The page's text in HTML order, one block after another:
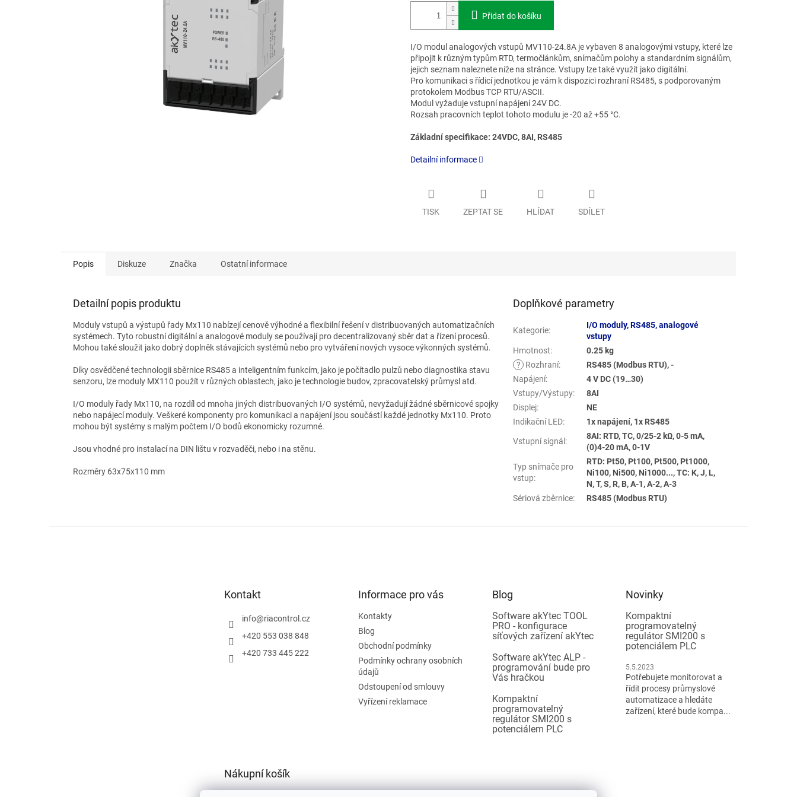
Přidat do košíku
I/O modul analogových vstupů MV110-24.8A je vybaven 8 analogovými vstupy, které lze
připojit k různým typům RTD, termočlánkům, snímačům polohy a standardním signálům,
jejich seznam naleznete níže na stránce. Vstupy lze také využít jako digitální.
Pro komunikaci s řídicí jednotkou je vám k dispozici rozhraní RS485, s podporovaným
protokolem Modbus TCP RTU/ASCII.
Modul vyžaduje vstupní napájení 24V DC.
Rozsah pracovních teplot tohoto modulu je -20 až +55 °C.
Základní specifikace: 24VDC, 8AI, RS485
Detailní informace
TISK ZEPTAT SE HLÍDAT SDÍLET
Popis Diskuze Značka Ostatní informace
Detailní popis produktu
Moduly vstupů a výstupů řady Mx110 nabízejí cenově výhodné a flexibilní řešení v distribuovaných automatizačních
systémech. Tyto robustní digitální a analogové moduly se používají pro decentralizovaný sběr dat a řízení procesů.
Mohou také sloužit jako dobrý doplněk stávajících systémů nebo pro vytváření nových vysoce výkonných systémů.
Díky osvědčené technologii sběrnice RS485 a inteligentním funkcím, jako je počítadlo pulzů nebo diagnostika stavu
senzoru, lze moduly MX110 použít v různých oblastech, jako je technologie budov, zpracovatelský průmysl atd.
I/O moduly řady Mx110, na rozdíl od mnoha jiných distribuovaných I/O systémů, nevyžadují žádné sběrnicové spojky
nebo napájecí moduly. Veškeré komponenty pro komunikaci a napájení jsou součástí každé jednotky Mx110. Proto
mohou být systémy s malým počtem I/O bodů ekonomicky rozumné.
Jsou vhodné pro instalací na DIN lištu v rozvaděči, nebo i na stěnu.
Rozměry 63x75x110 mm
Doplňkové parametry
Kategorie:
I/O moduly, RS485, analogové
vstupy
Hmotnost:
0.25 kg
?
Rozhraní:
RS485 (Modbus RTU), -
Napájení:
4 V DC (19…30)
Vstupy/Výstupy:
8AI
Displej:
NE
Indikační LED: 1x napájení, 1x RS485
Vstupní signál :
8AI: RTD, TC, 0/25-2 kΩ, 0-5 mA,
(0)4-20 mA, 0-1V
Typ snímače pro
vstup:
RTD: Pt50, Pt100, Pt500, Pt1000,
Ni100, Ni500, Ni1000..., TC: K, J, L,
N, T, S, R, B, A-1, A-2, A-3
Sériová zběrnice: RS485 (Modbus RTU)
Kontakt
info@riacontrol.cz
+420 553 038 848
+420 733 445 222
Informace pro vás
Kontakty
Blog
Obchodní podmínky
Podmínky ochrany osobních
údajů
Odstoupení od smlouvy
Vyřízení reklamace
Blog
Software akYtec TOOL
PRO - konfigurace
síťových zařízení akYtec
Software akYtec ALP -
programování bude pro
Vás hračkou
Kompaktní
programovatelný
regulátor SMI200 s
potenciálem PLC
Novinky
Kompaktní
programovatelný
regulátor SMI200 s
potenciálem PLC
5.5.2023
Potřebujete monitorovat a
řídit procesy průmyslové
automatizace a hledáte
zařízení, které bude kompa...
Nákupní košík